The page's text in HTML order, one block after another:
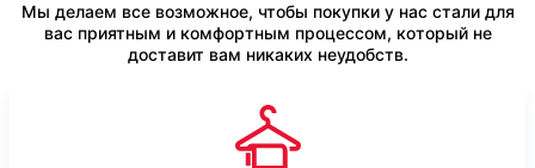
Мы делаем все возможное, чтобы покупки у нас стали для
вас приятным и комфортным процессом, который не
доставит вам никаких неудобств.